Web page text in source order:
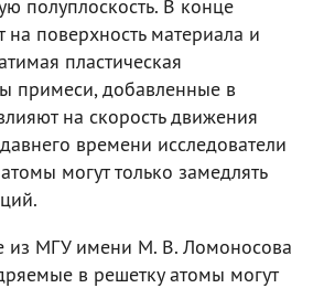
полуплоскость. В конце
поверхность материала и
пластическая
примеси, добавленные в
на скорость движения
времени исследователи
могут только замедлять
из МГУ имени М. В. Ломоносова
в решетку атомы могут